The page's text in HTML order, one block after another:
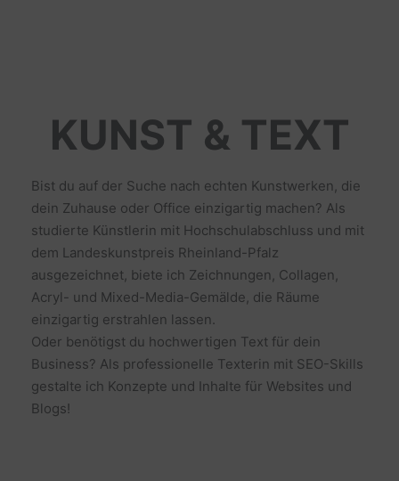
KUNST & TEXT
Bist du auf der Suche nach echten Kunstwerken, die
dein Zuhause oder Office einzigartig machen? Als
studierte Künstlerin mit Hochschulabschluss und mit
dem Landeskunstpreis Rheinland-Pfalz
ausgezeichnet, biete ich Zeichnungen, Collagen,
Acryl- und Mixed-Media-Gemälde, die Räume
einzigartig erstrahlen lassen.
Oder benötigst du hochwertigen Text für dein
Business? Als professionelle Texterin mit SEO-Skills
gestalte ich Konzepte und Inhalte für Websites und
Blogs!